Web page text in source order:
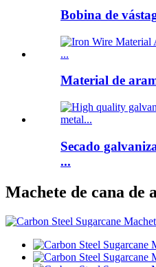
Bobina de
Material de
Secado
...
Machete de cana de